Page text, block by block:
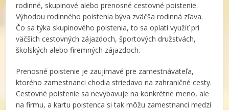
rodinné, skupinové alebo prenosné cestovné poistenie.
Výhodou rodinného poistenia býva zväčša rodinná zľava.
Čo sa týka skupinového poistenia, to sa oplatí využiť pri
väčších cestovných zájazdoch, športových družstvách,
školských alebo firemných zájazdoch.
Prenosné poistenie je zaujímavé pre zamestnávateľa,
ktorého zamestnanci chodia striedavo na zahraničné cesty.
Cestovné poistenie sa nevybavuje na konkrétne meno, ale
na firmu, a kartu poistenca si tak môžu zamestnanci medzi